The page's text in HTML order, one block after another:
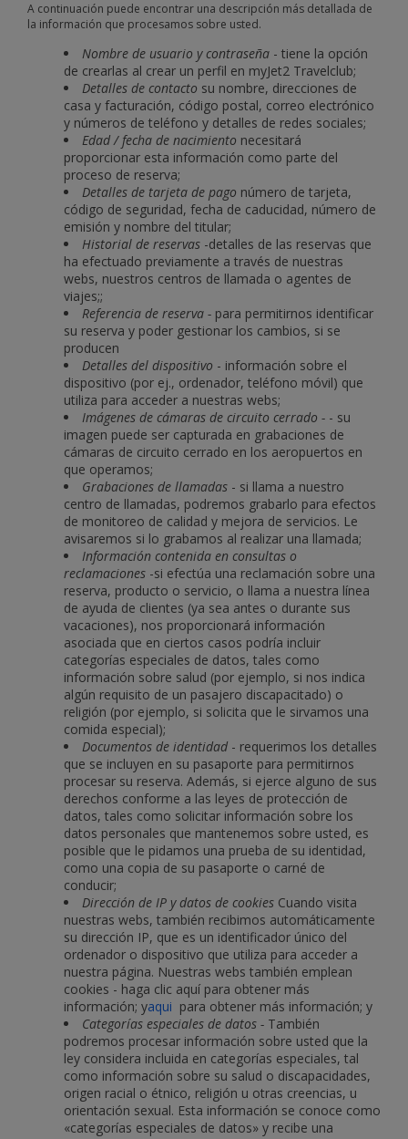
A continuación puede encontrar una descripción más detallada de
la información que procesamos sobre usted.
Nombre de usuario y contraseña - tiene la opción
de crearlas al crear un perfil en myJet2 Travelclub;
Detalles de contacto su nombre, direcciones de
casa y facturación, código postal, correo electrónico
y números de teléfono y detalles de redes sociales;
Edad / fecha de nacimiento necesitará
proporcionar esta información como parte del
proceso de reserva;
Detalles de tarjeta de pago número de tarjeta,
código de seguridad, fecha de caducidad, número de
emisión y nombre del titular;
Historial de reservas -detalles de las reservas que
ha efectuado previamente a través de nuestras
webs, nuestros centros de llamada o agentes de
viajes;;
Referencia de reserva - para permitirnos identificar
su reserva y poder gestionar los cambios, si se
producen
Detalles del dispositivo - información sobre el
dispositivo (por ej., ordenador, teléfono móvil) que
utiliza para acceder a nuestras webs;
Imágenes de cámaras de circuito cerrado - - su
imagen puede ser capturada en grabaciones de
cámaras de circuito cerrado en los aeropuertos en
que operamos;
Grabaciones de llamadas - si llama a nuestro
centro de llamadas, podremos grabarlo para efectos
de monitoreo de calidad y mejora de servicios. Le
avisaremos si lo grabamos al realizar una llamada;
Información contenida en consultas o
reclamaciones -si efectúa una reclamación sobre una
reserva, producto o servicio, o llama a nuestra línea
de ayuda de clientes (ya sea antes o durante sus
vacaciones), nos proporcionará información
asociada que en ciertos casos podría incluir
categorías especiales de datos, tales como
información sobre salud (por ejemplo, si nos indica
algún requisito de un pasajero discapacitado) o
religión (por ejemplo, si solicita que le sirvamos una
comida especial);
Documentos de identidad - requerimos los detalles
que se incluyen en su pasaporte para permitirnos
procesar su reserva. Además, si ejerce alguno de sus
derechos conforme a las leyes de protección de
datos, tales como solicitar información sobre los
datos personales que mantenemos sobre usted, es
posible que le pidamos una prueba de su identidad,
como una copia de su pasaporte o carné de
conducir;
Dirección de IP y datos de cookies Cuando visita
nuestras webs, también recibimos automáticamente
su dirección IP, que es un identificador único del
ordenador o dispositivo que utiliza para acceder a
nuestra página. Nuestras webs también emplean
cookies - haga clic aquí para obtener más
información; yaqui para obtener más información; y
Categorías especiales de datos - También
podremos procesar información sobre usted que la
ley considera incluida en categorías especiales, tal
como información sobre su salud o discapacidades,
origen racial o étnico, religión u otras creencias, u
orientación sexual. Esta información se conoce como
«categorías especiales de datos» y recibe una